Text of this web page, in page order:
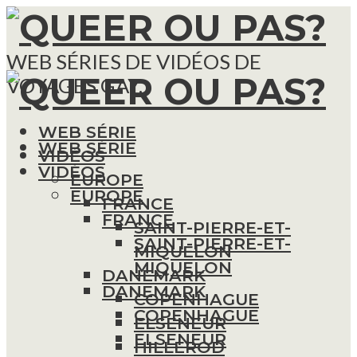
WEB SÉRIES DE VIDÉOS DE
VOYAGES GAY.
WEB SÉRIE
VIDÉOS
EUROPE
FRANCE
SAINT-PIERRE-ET-
MIQUELON
DANEMARK
COPENHAGUE
ELSENEUR
HILLEROD
WEB SÉRIE
VIDÉOS
EUROPE
FRANCE
SAINT-PIERRE-ET-
MIQUELON
DANEMARK
COPENHAGUE
ELSENEUR